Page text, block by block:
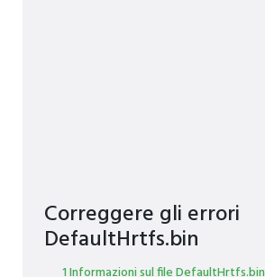
Correggere gli errori
DefaultHrtfs.bin